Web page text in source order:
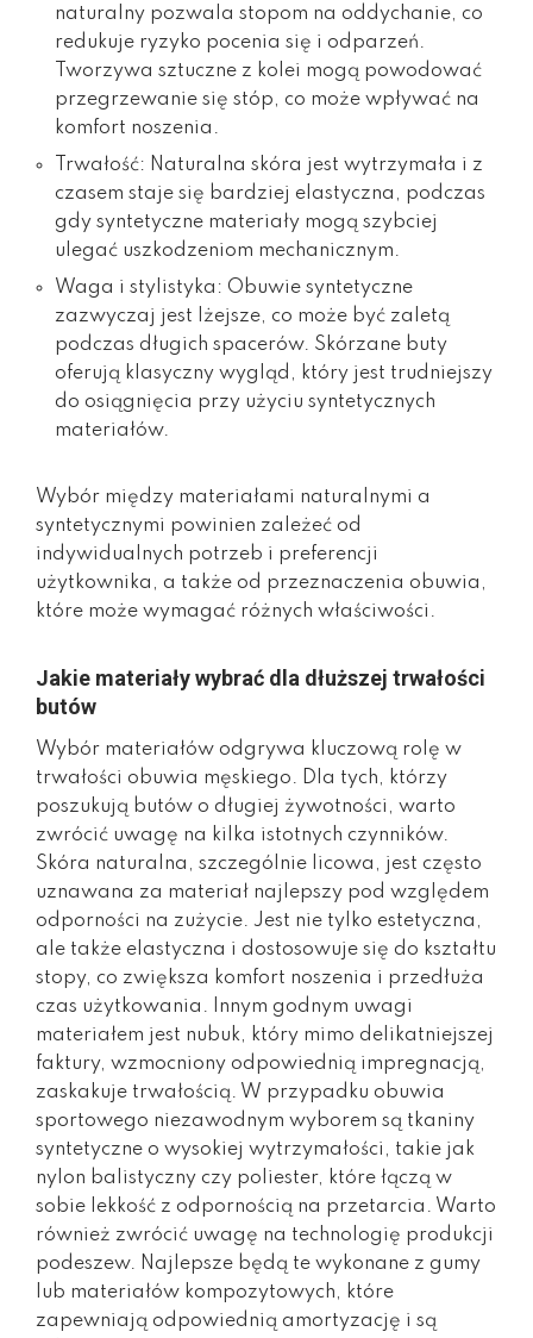
naturalny pozwala stopom na oddychanie, co
redukuje ryzyko pocenia się i odparzeń.
Tworzywa sztuczne z kolei mogą powodować
przegrzewanie się stóp, co może wpływać na
komfort noszenia.
Trwałość: Naturalna skóra jest wytrzymała i z
czasem staje się bardziej elastyczna, podczas
gdy syntetyczne materiały mogą szybciej
ulegać uszkodzeniom mechanicznym.
Waga i stylistyka: Obuwie syntetyczne
zazwyczaj jest lżejsze, co może być zaletą
podczas długich spacerów. Skórzane buty
oferują klasyczny wygląd, który jest trudniejszy
do osiągnięcia przy użyciu syntetycznych
materiałów.
Wybór między materiałami naturalnymi a
syntetycznymi powinien zależeć od
indywidualnych potrzeb i preferencji
użytkownika, a także od przeznaczenia obuwia,
które może wymagać różnych właściwości.
Jakie materiały wybrać dla dłuższej trwałości
butów
Wybór materiałów odgrywa kluczową rolę w
trwałości obuwia męskiego. Dla tych, którzy
poszukują butów o długiej żywotności, warto
zwrócić uwagę na kilka istotnych czynników.
Skóra naturalna, szczególnie licowa, jest często
uznawana za materiał najlepszy pod względem
odporności na zużycie. Jest nie tylko estetyczna,
ale także elastyczna i dostosowuje się do kształtu
stopy, co zwiększa komfort noszenia i przedłuża
czas użytkowania. Innym godnym uwagi
materiałem jest nubuk, który mimo delikatniejszej
faktury, wzmocniony odpowiednią impregnacją,
zaskakuje trwałością. W przypadku obuwia
sportowego niezawodnym wyborem są tkaniny
syntetyczne o wysokiej wytrzymałości, takie jak
nylon balistyczny czy poliester, które łączą w
sobie lekkość z odpornością na przetarcia. Warto
również zwrócić uwagę na technologię produkcji
podeszew. Najlepsze będą te wykonane z gumy
lub materiałów kompozytowych, które
zapewniają odpowiednią amortyzację i są